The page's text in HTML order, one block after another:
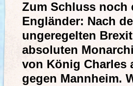
Zum Schluss noch
Engländer: Nach
ungeregelten
absoluten
von König Charles
gegen Mannheim.